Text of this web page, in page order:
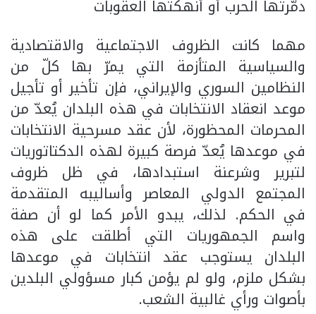
دمّرتها الحرب أو أنهكتها العقوبات
مهما كانت الظروف الاجتماعية والاقتصادية
والسياسية المتأزمة التي يمرّ بها كلّ من
النظامين السوري والإيراني، فإن تأخير أو تأجيل
موعد انعقاد الانتخابات في هذه البلدان يُعدّ من
المحرمات المحظورة، لأن عقد مسرحية الانتخابات
في موعدها يُعدّ فرصة كبيرة لهذه الدكتاتوريات
لتبرير وشرعنة استبدادها، في ظل ظروف
المجتمع الدولي المعاصر وأساليبه المتقدمة
في الحكم. لذلك، يبدو الأمر كما لو أن صفة
واسم الجمهوريات التي أطلقت على هذه
البلدان يستوجب عقد انتخابات في موعدها
بشكل ملزم، ولو لم يؤمن كبار مسؤولي البلدين
بأصوات ورأي غالبية الشعب.